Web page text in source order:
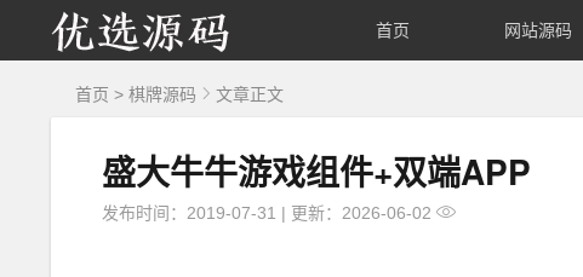
优 首页 网站源码
首页 > 棋牌源码 文章正文
盛大牛牛游戏组件+双端APP
发布时间：2019-07-31 | 更新：2026-06-02